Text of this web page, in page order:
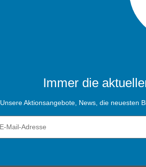
Immer die
Unsere Aktionsangebote, News, die neuesten